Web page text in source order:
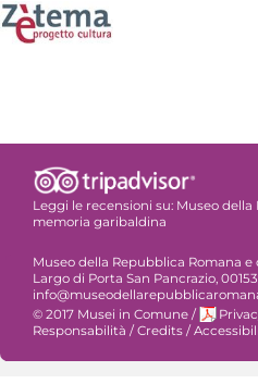
Leggi le recensioni su: Museo della
memoria garibaldina
Museo della Repubblica Romana
Largo di Porta San Pancrazio,
© 2017 Musei in Comune /
Responsabilità /Credits /